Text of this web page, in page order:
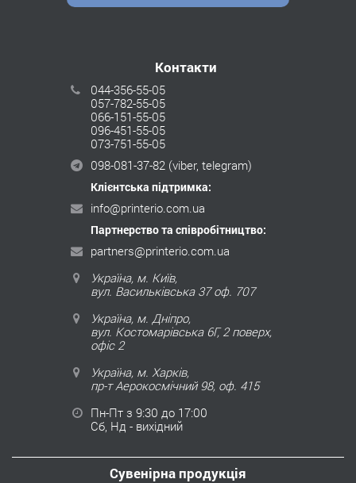
Контакти
044-356-55-05
057-782-55-05
066-151-55-05
096-451-55-05
073-751-55-05
098-081-37-82 (viber, telegram)
Клієнтська підтримка:
info@printerio.com.ua
Партнерство та співробітництво:
partners@printerio.com.ua
Україна, м. Київ,
вул. Васильківська 37 оф. 707
Україна, м. Дніпро,
вул. Костомарівська 6Г, 2 поверх,
офіс 2
Україна, м. Харків,
пр-т Аерокосмічний 98, оф. 415
Пн-Пт з 9:30 до 17:00
Сб, Нд - вихідний
Сувенірна продукція